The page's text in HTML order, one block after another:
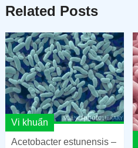
Related Posts
Vi khuẩn
Acetobacter estunensis –